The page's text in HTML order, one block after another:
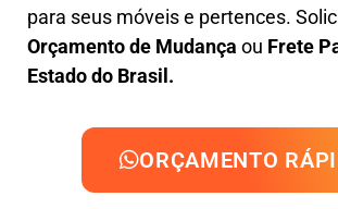
para seus móveis e pertences.
Orçamento de Mudança ou Frete
Estado do Brasil.
ORÇAMENTO